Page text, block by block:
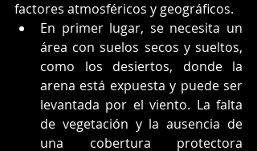
factores atmosféricos y geográficos.
En primer lugar, se necesita un
área con suelos secos y sueltos,
como los desiertos, donde la
arena está expuesta y puede ser
levantada por el viento. La falta
de vegetación y la ausencia de
una cobertura protectora